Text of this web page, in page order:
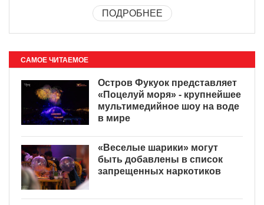
ПОДРОБНЕЕ
САМОЕ ЧИТАЕМОЕ
Остров Фукуок представляет
«Поцелуй моря» - крупнейшее
мультимедийное шоу на воде
в мире
«Веселые шарики» могут
быть добавлены в список
запрещенных наркотиков